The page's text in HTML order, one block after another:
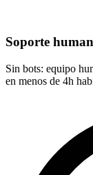
Soporte
Sin bots: equipo
en menos de 4h